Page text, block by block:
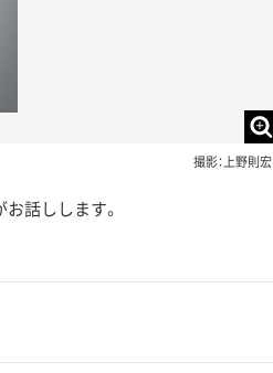
撮影：上野則宏
話しします。